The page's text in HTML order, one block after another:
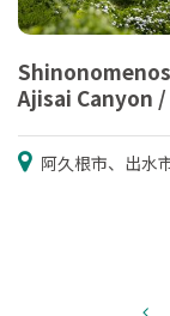
Ajisai Canyon /
阿久根市、出水